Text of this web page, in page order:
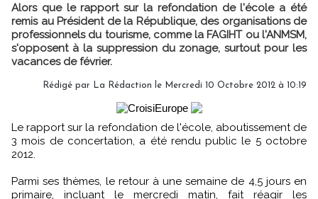
Alors que le rapport sur la refondation de l'école a été
remis au Président de la République, des organisations de
professionnels du tourisme, comme la FAGIHT ou l'ANMSM,
s'opposent à la suppression du zonage, surtout pour les
vacances de février.
Rédigé par La Rédaction le Mercredi 10 Octobre 2012 à 10:19
Le rapport sur la refondation de l'école, aboutissement de
3 mois de concertation, a été rendu public le 5 octobre
2012.
Parmi ses thèmes, le retour à une semaine de 4,5 jours en
primaire, incluant le mercredi matin, fait réagir les